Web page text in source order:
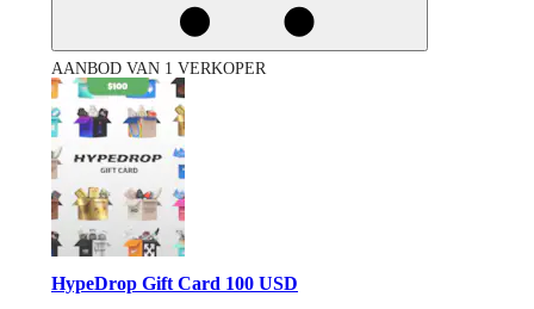
AANBOD VAN 1 VERKOPER
HypeDrop Gift Card 100 USD